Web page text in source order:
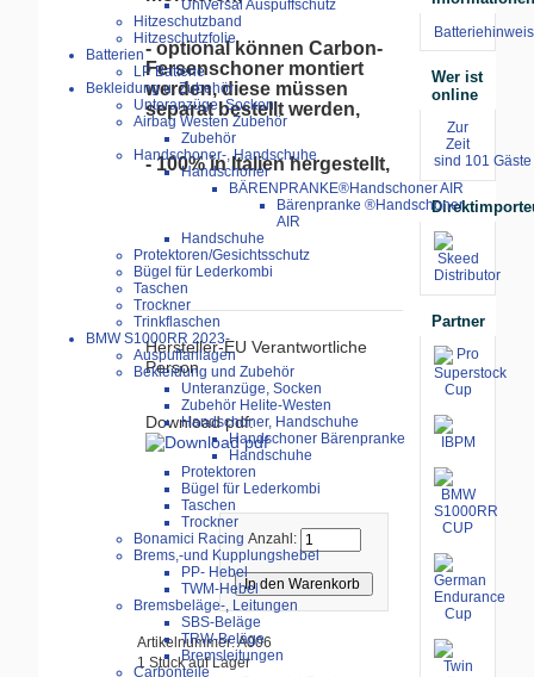
Universal Auspuffschutz
Hitzeschutzband
Hitzeschutzfolie
Batterien
LP Batterie
Bekleidung u. Zubehör
Unteranzüge, Socken
Airbag Westen Zubehör
Zubehör
Handschoner-, Handschuhe
Handschoner
BÄRENPRANKE®Handschoner AIR
Bärenpranke ®Handschoner
AIR
Handschuhe
Protektoren/Gesichtsschutz
Bügel für Lederkombi
Taschen
Trockner
Trinkflaschen
BMW S1000RR 2023-
Auspuffanlagen
Bekleidung und Zubehör
Unteranzüge, Socken
Zubehör Helite-Westen
Handschoner, Handschuhe
Handschoner Bärenpranke
Handschuhe
Protektoren
Bügel für Lederkombi
Taschen
Trockner
Bonamici Racing
Brems,-und Kupplungshebel
PP- Hebel
TWM-Hebel
Bremsbeläge-, Leitungen
SBS-Beläge
TRW-Beläge
Bremsleitungen
Carbonteile
- optional können Carbon-
Fersenschoner montiert
werden, diese müssen
separat bestellt werden,
- 100% in Italien hergestellt,
Hersteller-EU Verantwortliche
Person
Download pdf:
Anzahl:
Artikelnummer: A006
1 Stück auf Lager
Batteriehinweis
Wer ist
online
Zur
Zeit
sind 101
Partner